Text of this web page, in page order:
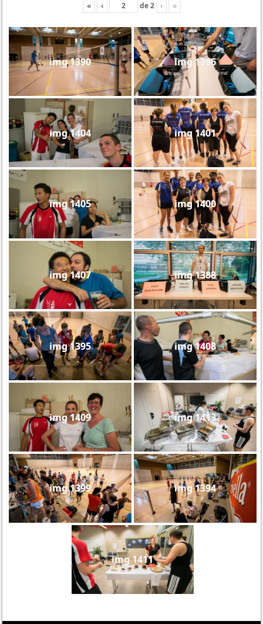
« ‹ de2 › »
img 1390 img 1386
img 1404 img 1401
img 1405 img 1400
img 1407 img 1388
img 1395 img 1408
img 1409 img 1413
img 1399 img 1394
img 1411